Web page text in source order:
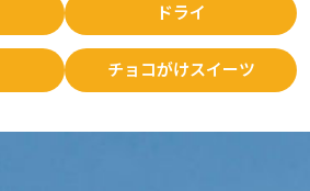
ドライ
チョコがけスイーツ